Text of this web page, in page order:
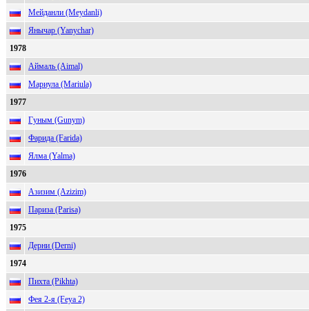
Мейданли (Meydanli)
Янычар (Yanychar)
1978
Аймаль (Aimal)
Мариула (Mariula)
1977
Гуным (Gunym)
Фарида (Farida)
Ялма (Yalma)
1976
Азизим (Azizim)
Париза (Parisa)
1975
Дерни (Derni)
1974
Пихта (Pikhta)
Фея 2-я (Feya 2)